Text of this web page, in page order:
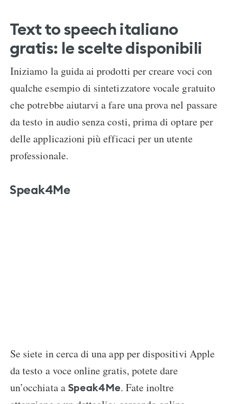
Text to speech italiano
gratis: le scelte disponibili
Iniziamo la guida ai prodotti per creare voci con
qualche esempio di sintetizzatore vocale gratuito
che potrebbe aiutarvi a fare una prova nel passare
da testo in audio senza costi, prima di optare per
delle applicazioni più efficaci per un utente
professionale.
Speak4Me
Se siete in cerca di una app per dispositivi Apple
da testo a voce online gratis, potete dare
un’occhiata a Speak4Me. Fate inoltre